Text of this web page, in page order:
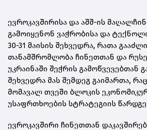
ევროკავშირისა და აშშ-ის
გამოიყენონ ვაჭრობისა და
30-31 მაისის შეხვედრა, რათა
თანამშრომლობა ჩინეთთან და
უკრაინაში შეჭრის გამოწვევებთან
შეხვედრა მას შემდეგ გაიმართა,
მომავალ თვეში ბლოკის
უსაფრთხოების სტრატეგიის
ევროკავშირი ჩინეთთან